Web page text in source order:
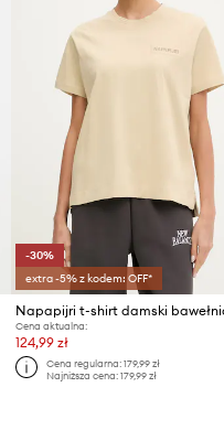
-30%
extra -5% z kodem: OFF*
Cena aktualna:
124,99 zł
Cena regularna: 179,99 zł
Najniższa cena: 179,99 zł